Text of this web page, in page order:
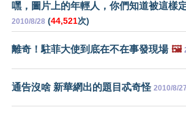
嘿，圖片上的年輕人，你們知道被這樣
2010/8/28 (44,521次)
離奇！駐菲大使到底在不在事發現場 🖼️
通告沒啥 新華網出的題目忒奇怪 2010/8/27